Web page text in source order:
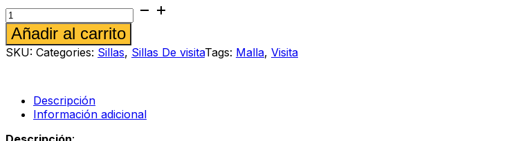
Silla
de
visita
Lumi
aceituna
Añadir al carrito
SKU: Categories: Sillas, Sillas De visitaTags: Malla, Visita
Descripción
Información adicional